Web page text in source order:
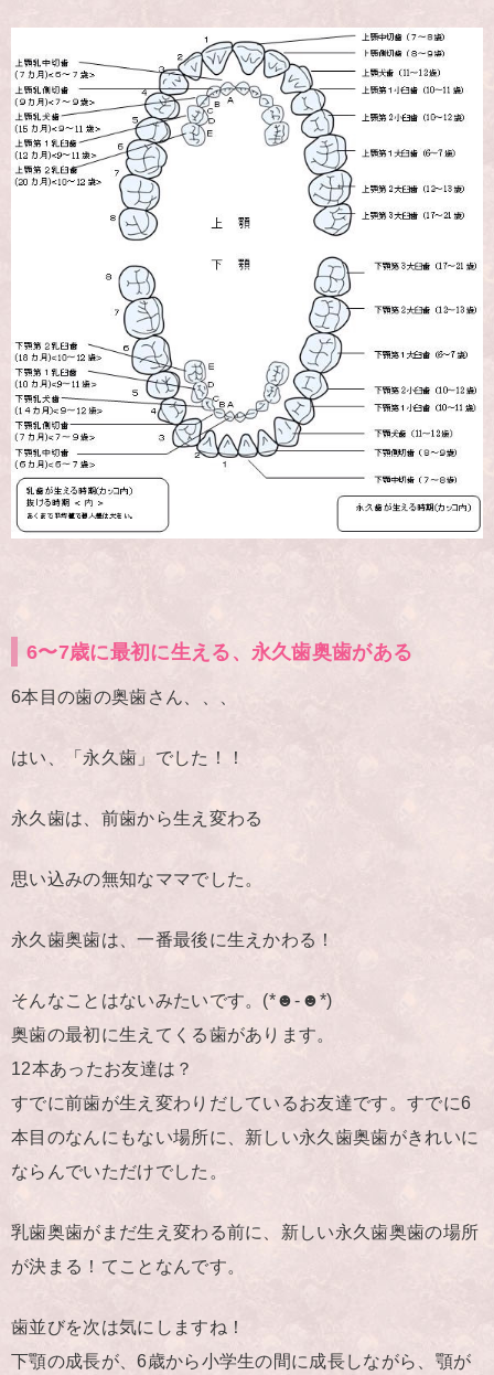
6〜7歳に最初に生える、永久歯奥歯がある
6本目の歯の奥歯さん、、、
はい、 「永久歯」 でした！！
永久歯は、前歯から生え変わる
思い込みの無知なママでした。
永久歯奥歯は、一番最後に生えかわる！
そんなことはないみたいです。(*☻-☻*)
奥歯の最初に生えてくる歯があります。
12本あったお友達は？
すでに前歯が生え変わりだしているお友達です。すでに6
本目のなんにもない場所に、新しい永久歯奥歯がきれいに
ならんでいただけでした。
乳歯奥歯がまだ生え変わる前に、新しい永久歯奥歯の場所
が決まる！てことなんです。
歯並びを次は気にしますね！
下顎の成長が、6歳から小学生の間に成長しながら、顎が